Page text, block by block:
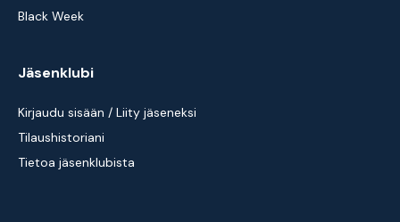
Black Week
Jäsenklubi
Kirjaudu sisään / Liity jäseneksi
Tilaushistoriani
Tietoa jäsenklubista